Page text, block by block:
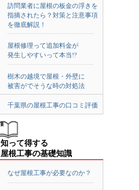
訪問業者に屋根の板金の浮きを
指摘されたら？対策と注意事項
を徹底解説！
屋根修理って追加料金が
発生しやすいって本当!?
樹木の越境で屋根・外壁に
被害がでそうな時の対処法
千葉県の屋根工事の口コミ評価
知って得する
屋根工事の基礎知識
なぜ屋根工事が必要なのか？